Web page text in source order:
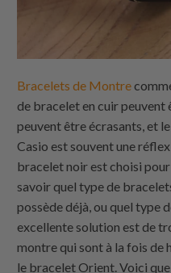
Bracelets de Montre
de bracelet en cuir peuvent
peuvent être écrasants, et
Casio est souvent une
bracelet noir est choisi
savoir quel type de
possède déjà, ou quel type
excellente solution est de
montre qui sont à la fois de
le bracelet Orient. Voici